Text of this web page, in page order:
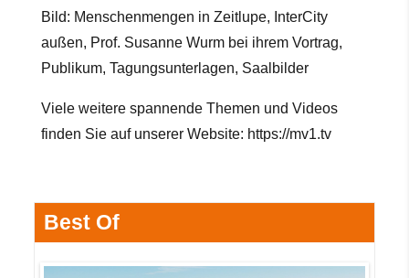
Bild: Menschenmengen in Zeitlupe, InterCity
außen, Prof. Susanne Wurm bei ihrem Vortrag,
Publikum, Tagungsunterlagen, Saalbilder
Viele weitere spannende Themen und Videos
finden Sie auf unserer Website: https://mv1.tv
Best Of